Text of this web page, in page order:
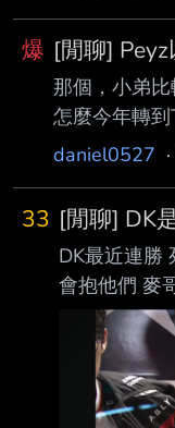
爆 [閒聊]
那個，小弟
怎麼今年轉
潮都是最穩
daniel0527 ·
33 [閒聊] DK
DK最近連勝
會抱他們 麥
麥哥太溫柔
https://
from JPTT